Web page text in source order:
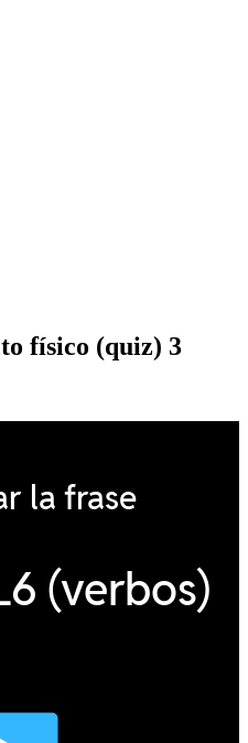
físico (quiz) 3